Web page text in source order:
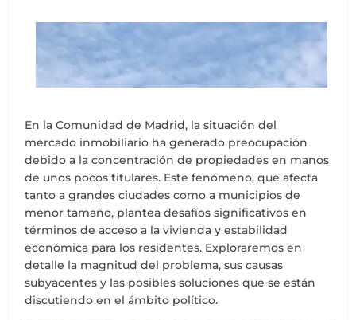
En la Comunidad de Madrid, la situación del
mercado inmobiliario ha generado preocupación
debido a la concentración de propiedades en manos
de unos pocos titulares. Este fenómeno, que afecta
tanto a grandes ciudades como a municipios de
menor tamaño, plantea desafíos significativos en
términos de acceso a la vivienda y estabilidad
económica para los residentes. Exploraremos en
detalle la magnitud del problema, sus causas
subyacentes y las posibles soluciones que se están
discutiendo en el ámbito político.